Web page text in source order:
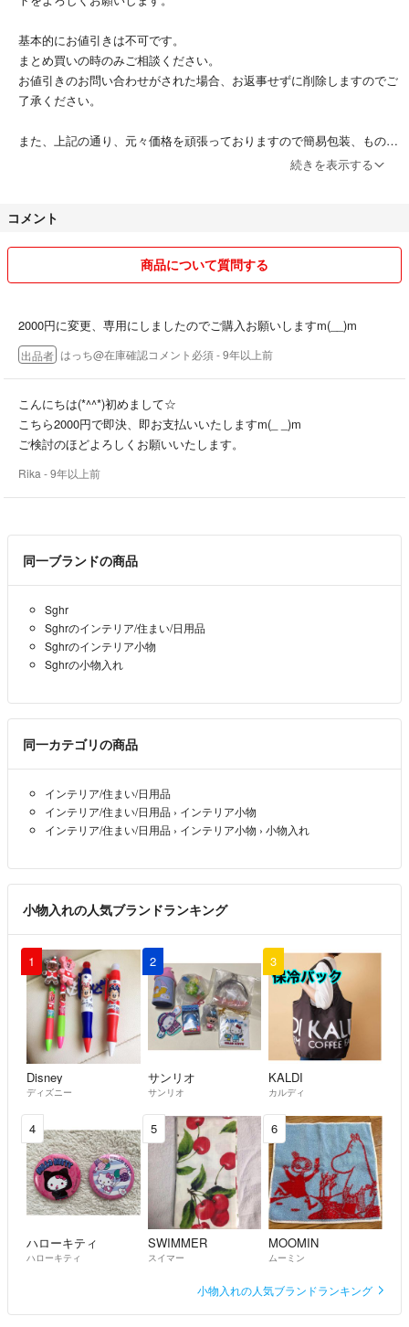
基本的にお値引きは不可です。
まとめ買いの時のみご相談ください。
お値引きのお問い合わせがされた場合、お返事せずに削除しますのでご
了承ください。
また、上記の通り、元々価格を頑張っておりますので簡易包装、ものに
よぅては圧縮して発送もあります。ご了承ください。
また、お返事してから24時間以内に何も反応がなければ、コメント削
※評価をふたつつ下げております。
をし、購入頂きましたが、現物を確認したところ一部異なっていました
ので、発送前の相手の方がキャンセルできる段階でご連絡をさせていた
だきました。
相手の方より問題ないとのお話を頂き、発送させて頂いておりますが、
普通の評価となってしまいました。
2:発送は送料の関係もあり、簡易包装としていますが、到着時に穴が空
いていたそうです。配達時の事故であり、郵便局にクレーム、こちらへ
のショップ袋での包装ですので、これ以上の対応はしかねます。
続きを表示する
コメント
商品について質問する
2000円に変更、専用にしましたのでご購入お願いしますm(__)m
出品者 はっち@在庫確認コメント必須- 9年以上前
こんにちは(*^^*)初めまして☆
こちら2000円で即決、即お支払いいたしますm(_ _)m
ご検討のほどよろしくお願いいたします。
Rika - 9年以上前
同一ブランドの商品
Sghr
Sghrのインテリア/住まい/日用品
Sghrのインテリア小物
Sghrの小物入れ
同一カテゴリの商品
インテリア/住まい/日用品
インテリア/住まい/日用品 › インテリア小物
インテリア/住まい/日用品 › インテリア小物 › 小物入れ
小物入れの人気ブランドランキング
1
Disney
ディズニー
2
サンリオ
サンリオ
3
KALDI
カルディ
4
ハローキティ
ハローキティ
5
SWIMMER
スイマー
6
MOOMIN
ムーミン
小物入れの人気ブランドランキング